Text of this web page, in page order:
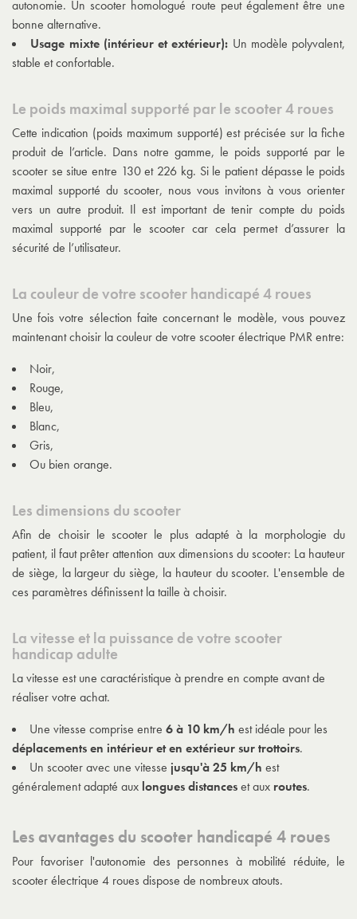
autonomie. Un scooter homologué route peut également être une
bonne alternative.
Usage mixte (intérieur et extérieur): Un modèle polyvalent,
stable et confortable.
Le poids maximal supporté par le scooter 4 roues
Cette indication (poids maximum supporté) est précisée sur la fiche
produit de l’article. Dans notre gamme, le poids supporté par le
scooter se situe entre 130 et 226 kg. Si le patient dépasse le poids
maximal supporté du scooter, nous vous invitons à vous orienter
vers un autre produit. Il est important de tenir compte du poids
maximal supporté par le scooter car cela permet d’assurer la
sécurité de l’utilisateur.
La couleur de votre scooter handicapé 4 roues
Une fois votre sélection faite concernant le modèle, vous pouvez
maintenant choisir la couleur de votre scooter électrique PMR entre:
Noir,
Rouge,
Bleu,
Blanc,
Gris,
Ou bien orange.
Les dimensions du scooter
Afin de choisir le scooter le plus adapté à la morphologie du
patient, il faut prêter attention aux dimensions du scooter: La hauteur
de siège, la largeur du siège, la hauteur du scooter. L'ensemble de
ces paramètres définissent la taille à choisir.
La vitesse et la puissance de votre scooter
handicap adulte
La vitesse est une caractéristique à prendre en compte avant de
réaliser votre achat.
Une vitesse comprise entre 6 à 10 km/h est idéale pour les
déplacements en intérieur et en extérieur sur trottoirs.
Un scooter avec une vitesse jusqu'à 25 km/h est
généralement adapté aux longues distanceset aux routes.
Les avantages du scooter handicapé 4 roues
Pour favoriser l'autonomie des personnes à mobilité réduite, le
scooter électrique 4 roues dispose de nombreux atouts.